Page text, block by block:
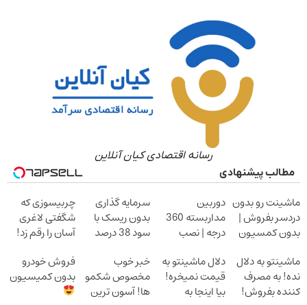
رسانه اقتصادی کیان آنلاین
مطالب پیشنهادی
ماشینت رو بدون
دردسر بفروش |
بدون کمسیون
دوربین
مداربسته 360
درجه | نصب
سرمایه گذاری
بدون ریسک با
سود 38 درصد
چربیسوزی که
شگفتی لاغری
آسان را رقم زد!
ماشینتو به دلال
نده! به مصرف
کننده بفروش!
دلال ماشینتو به
قیمت نمیخره!
بیا اینجا به
خبر خوب
مخصوص شکمو
ها! آسون ترین
فروش خودرو
بدون کمیسیون